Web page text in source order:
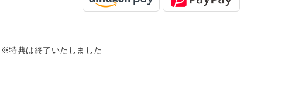
※特典は終了いたしました